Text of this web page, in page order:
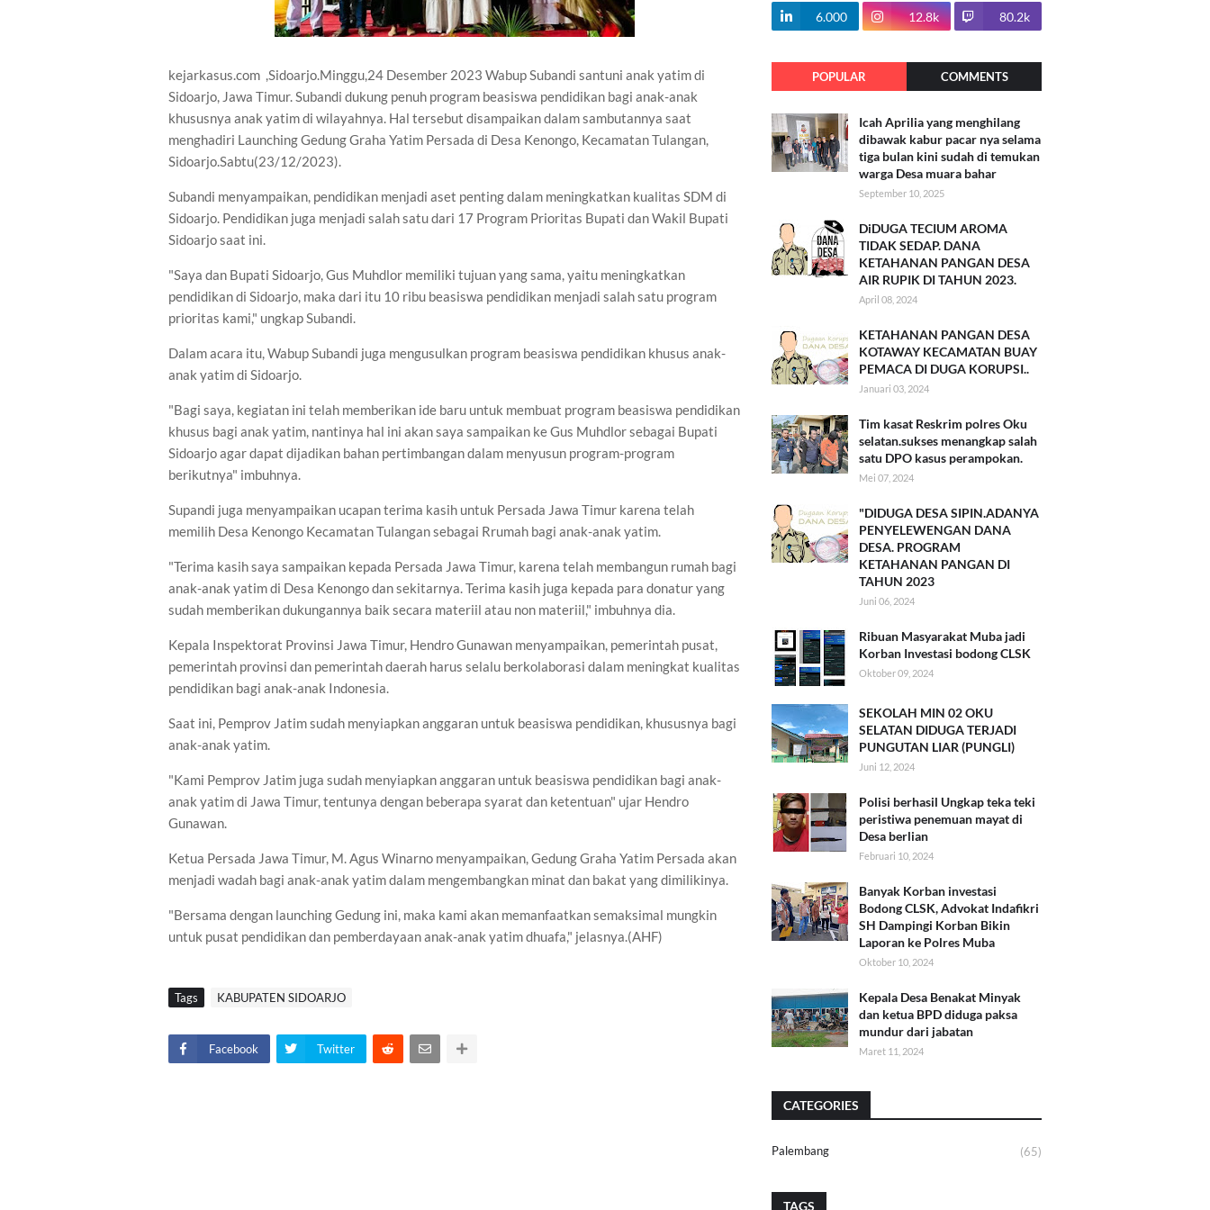
kejarkasus.com ,Sidoarjo.Minggu,24 Desember 2023 Wabup Subandi santuni anak yatim di
Sidoarjo, Jawa Timur. Subandi dukung penuh program beasiswa pendidikan bagi anak-anak
khususnya anak yatim di wilayahnya. Hal tersebut disampaikan dalam sambutannya saat
menghadiri Launching Gedung Graha Yatim Persada di Desa Kenongo, Kecamatan Tulangan,
Sidoarjo.Sabtu(23/12/2023).
Subandi menyampaikan, pendidikan menjadi aset penting dalam meningkatkan kualitas SDM di
Sidoarjo. Pendidikan juga menjadi salah satu dari 17 Program Prioritas Bupati dan Wakil Bupati
Sidoarjo saat ini.
"Saya dan Bupati Sidoarjo, Gus Muhdlor memiliki tujuan yang sama, yaitu meningkatkan
pendidikan di Sidoarjo, maka dari itu 10 ribu beasiswa pendidikan menjadi salah satu program
prioritas kami," ungkap Subandi.
Dalam acara itu, Wabup Subandi juga mengusulkan program beasiswa pendidikan khusus anak-
anak yatim di Sidoarjo.
"Bagi saya, kegiatan ini telah memberikan ide baru untuk membuat program beasiswa pendidikan
khusus bagi anak yatim, nantinya hal ini akan saya sampaikan ke Gus Muhdlor sebagai Bupati
Sidoarjo agar dapat dijadikan bahan pertimbangan dalam menyusun program-program
berikutnya" imbuhnya.
Supandi juga menyampaikan ucapan terima kasih untuk Persada Jawa Timur karena telah
memilih Desa Kenongo Kecamatan Tulangan sebagai Rrumah bagi anak-anak yatim.
"Terima kasih saya sampaikan kepada Persada Jawa Timur, karena telah membangun rumah bagi
anak-anak yatim di Desa Kenongo dan sekitarnya. Terima kasih juga kepada para donatur yang
sudah memberikan dukungannya baik secara materiil atau non materiil," imbuhnya dia.
Kepala Inspektorat Provinsi Jawa Timur, Hendro Gunawan menyampaikan, pemerintah pusat,
pemerintah provinsi dan pemerintah daerah harus selalu berkolaborasi dalam meningkat kualitas
pendidikan bagi anak-anak Indonesia.
Saat ini, Pemprov Jatim sudah menyiapkan anggaran untuk beasiswa pendidikan, khususnya bagi
anak-anak yatim.
"Kami Pemprov Jatim juga sudah menyiapkan anggaran untuk beasiswa pendidikan bagi anak-
anak yatim di Jawa Timur, tentunya dengan beberapa syarat dan ketentuan" ujar Hendro
Gunawan.
Ketua Persada Jawa Timur, M. Agus Winarno menyampaikan, Gedung Graha Yatim Persada akan
menjadi wadah bagi anak-anak yatim dalam mengembangkan minat dan bakat yang dimilikinya.
"Bersama dengan launching Gedung ini, maka kami akan memanfaatkan semaksimal mungkin
untuk pusat pendidikan dan pemberdayaan anak-anak yatim dhuafa," jelasnya.(AHF)
Tags KABUPATEN SIDOARJO
Facebook Twitter
100.7k
6.000 12.8k 80.2k
POPULAR COMMENTS
Icah Aprilia yang menghilang
dibawak kabur pacar nya selama
tiga bulan kini sudah di temukan
warga Desa muara bahar
September 10, 2025
DiDUGA TECIUM AROMA
TIDAK SEDAP. DANA
KETAHANAN PANGAN DESA
AIR RUPIK DI TAHUN 2023.
April 08, 2024
KETAHANAN PANGAN DESA
KOTAWAY KECAMATAN BUAY
PEMACA DI DUGA KORUPSI..
Januari 03, 2024
Tim kasat Reskrim polres Oku
selatan.sukses menangkap salah
satu DPO kasus perampokan.
Mei 07, 2024
"DIDUGA DESA SIPIN.ADANYA
PENYELEWENGAN DANA
DESA. PROGRAM
KETAHANAN PANGAN DI
TAHUN 2023
Juni 06, 2024
Ribuan Masyarakat Muba jadi
Korban Investasi bodong CLSK
Oktober 09, 2024
SEKOLAH MIN 02 OKU
SELATAN DIDUGA TERJADI
PUNGUTAN LIAR (PUNGLI)
Juni 12, 2024
Polisi berhasil Ungkap teka teki
peristiwa penemuan mayat di
Desa berlian
Februari 10, 2024
Banyak Korban investasi
Bodong CLSK, Advokat Indafikri
SH Dampingi Korban Bikin
Laporan ke Polres Muba
Oktober 10, 2024
Kepala Desa Benakat Minyak
dan ketua BPD diduga paksa
mundur dari jabatan
Maret 11, 2024
CATEGORIES
Palembang (65)
TAGS